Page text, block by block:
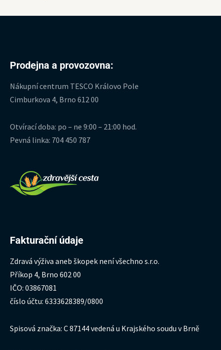
Prodejna a provozovna:
Nákupní centrum TESCO Královo Pole
Cimburkova 4, Brno 612 00
Otvírací doba: po – ne 9:00 – 21:00 hod.
Pevná linka: 704 450 787
Fakturační údaje
Zdravá výživa aneb škopek není všechno s.r.o.
Příkop 4, Brno 602 00
IČO: 03867081
číslo účtu: 6333628389/0800
Spisová značka: C 87144 vedená u Krajského soudu v Brně